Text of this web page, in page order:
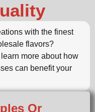
with the finest
flavors?
more about how
can benefit your
Or